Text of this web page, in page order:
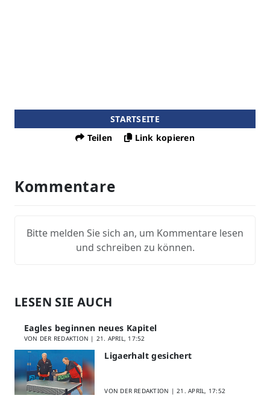
STARTSEITE
Teilen
Link kopieren
Kommentare
Bitte melden Sie sich an, um Kommentare lesen
und schreiben zu können.
LESEN SIE AUCH
Eagles beginnen neues Kapitel
VON DER REDAKTION | 21. APRIL, 17:52
Ligaerhalt gesichert
VON DER REDAKTION |21. APRIL, 17:52